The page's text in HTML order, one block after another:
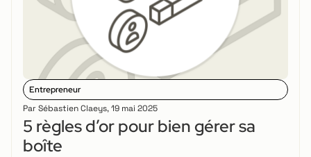
Entrepreneur
Par Sébastien Claeys,19 mai 2025
5 règles d’or pour bien gérer sa
boîte